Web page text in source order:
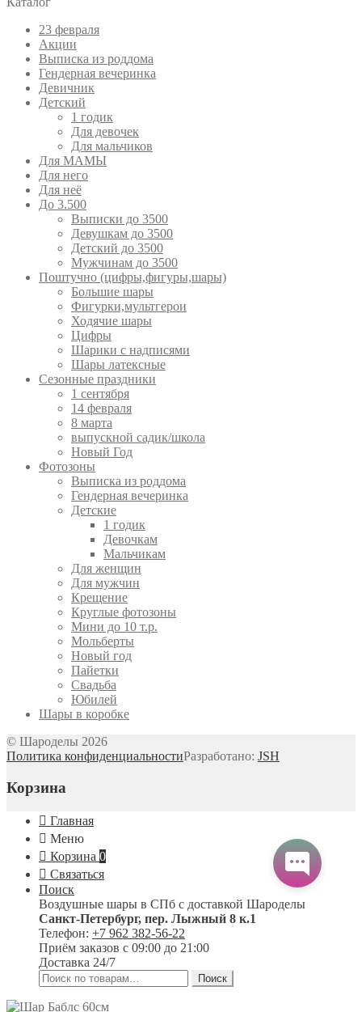
23 февраля
Акции
Выписка из роддома
Гендерная вечеринка
Девичник
Детский
1 годик
Для девочек
Для мальчиков
Для МАМЫ
Для него
Для неё
До 3.500
Выписки до 3500
Девушкам до 3500
Детский до 3500
Мужчинам до 3500
Поштучно (цифры,фигуры,шары)
Большие шары
Фигурки,мультгерои
Ходячие шары
Цифры
Шарики с надписями
Шары латексные
Сезонные праздники
1 сентября
14 февраля
8 марта
выпускной садик/школа
Новый Год
Фотозоны
Выписка из роддома
Гендерная вечеринка
Детские
1 годик
Девочкам
Мальчикам
Для женщин
Для мужчин
Крещение
Круглые фотозоны
Мини до 10 т.р.
Мольберты
Новый год
Пайетки
Свадьба
Юбилей
Шары в коробке
© Шароделы 2026
Политика конфиденциальностиРазработано: JSH
Корзина
Главная
Меню
Корзина 0
Связаться
Поиск
Воздушные шары в СПб с доставкой Шароделы
Санкт-Петербург, пер. Лыжный 8 к.1
Телефон: +7 962 382-56-22
Приём заказов с 09:00 до 21:00
Доставка 24/7
Искать:
Поиск